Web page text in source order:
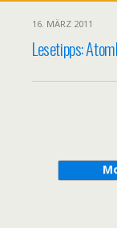
16. MÄRZ 2011
Lesetipps: